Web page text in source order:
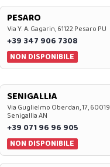
PESARO
Via Y. A. Gagarin, 61122 Pesaro PU
+39 347 906 7308
NON DISPONIBILE
SENIGALLIA
Via Guglielmo Oberdan, 17, 60019
Senigallia AN
+39 071 96 96 905
NON DISPONIBILE